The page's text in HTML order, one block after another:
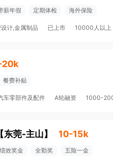
薪年假 定期体检 海外保险
计,金属制品 已上市 10000人以上
餐费补贴
车零部件及配件 A轮融资 1000-
【东莞-主山】 10-15k
绩效奖金 全勤奖 五险一金